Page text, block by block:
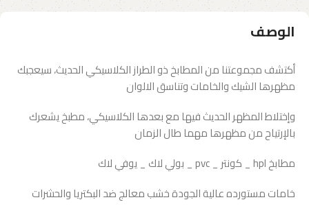
الوصف
أكتشف مجموعتنا من المطابخ ذو الطراز الكلاسيكي الحديث، سيعجبك
مظهرها الشيك والخامات وتناسق الالوان
وإختلاط المظهر الحديث فيها مع بعدها الكلاسيكي، مطبخ يشعرك
بالإرتياح من مظهرها مهما طال الزمان
مطابخ hpl _ كونتر _ pvc _ بولي لاك _ يوفي لاك
خامات مستورده عالية الجودة خشب معالج ضد البكتريا والحشرات